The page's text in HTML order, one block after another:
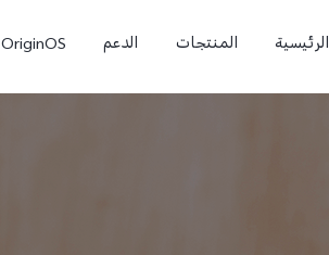
الرئيسية المنتجات الدعم OriginOS